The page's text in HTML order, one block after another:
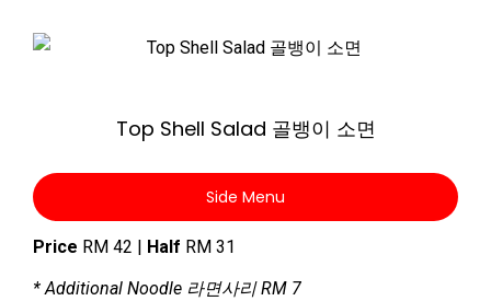
Top Shell Salad 골뱅이 소면
Side Menu
Price RM 42 | Half RM 31
* Additional Noodle 라면사리 RM 7